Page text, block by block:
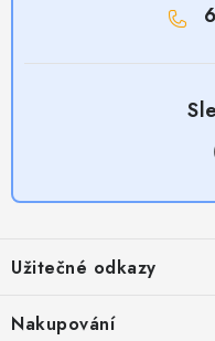
p
a
Užitečné odkazy
Nakupování